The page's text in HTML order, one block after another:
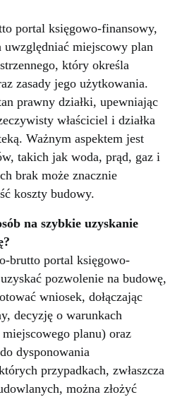
portal księgowo-finansowy,
miejscowy plan
który określa
zasady jego użytkowania.
prawny działki, upewniając
właściciel i działka
Ważnym aspektem jest
takich jak woda, prąd, gaz i
brak może znacznie
koszty budowy.
na szybkie uzyskanie
brutto portal księgowo-
pozwolenie na budowę,
wniosek, dołączając
decyzję o warunkach
planu) oraz
dysponowania
przypadkach, zwłaszcza
można złożyć